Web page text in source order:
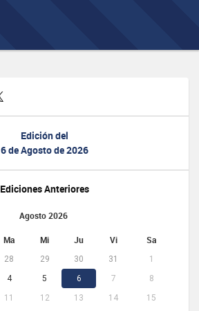
Edición del
6 de Agosto de 2026
Ediciones Anteriores
Agosto 2026
Ma Mi Ju Vi Sa
28 29 30 31
1
4 5 6 7
8
11 12 13 14
15